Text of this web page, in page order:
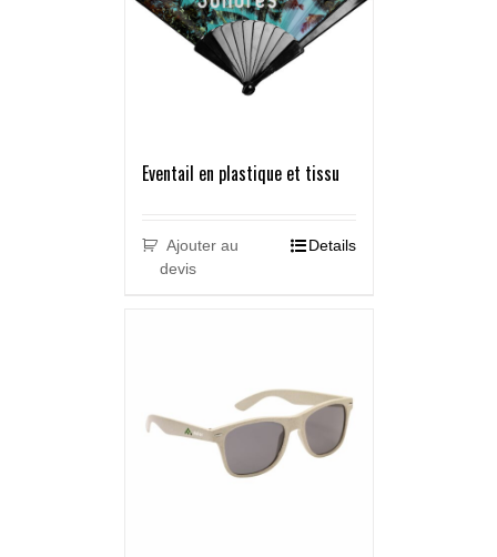
Eventail en plastique et tissu
Ajouter au
devis
Details